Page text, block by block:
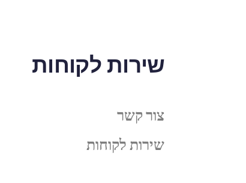
שירות לקוחות
צור קשר
שירות לקוחות